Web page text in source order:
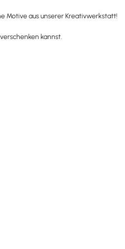
Motive aus unserer Kreativwerkstatt!
kannst.